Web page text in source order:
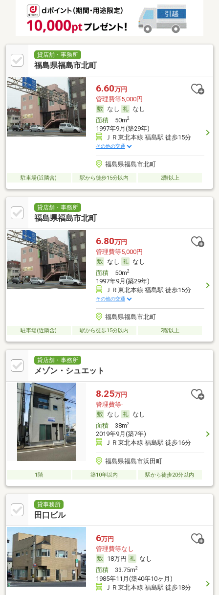
貸店舗・事務所
福島県福島市北町
6.60万円
管理費等5,000円
なし
なし
面積50m2
1997年9月(築29年)
ＪＲ東北本線 福島駅 徒歩15分
その他の交通
福島県福島市北町
駐車場(近隣含) 駅から徒歩15分以内 2階以上
貸店舗・事務所
福島県福島市北町
6.80万円
管理費等5,000円
なし
なし
面積50m2
1997年9月(築29年)
ＪＲ東北本線 福島駅 徒歩15分
その他の交通
福島県福島市北町
駐車場(近隣含) 駅から徒歩15分以内 2階以上
貸店舗・事務所
メゾン・シュエット
8.25万円
管理費等-
なし
なし
面積38m2
2019年9月(築7年)
ＪＲ東北本線 福島駅 徒歩16分
福島県福島市浜田町
1階 築10年以内 駅から徒歩20分以内
貸事務所
田口ビル
6万円
管理費等なし
18万円
なし
面積33.75m2
1985年11月(築40年10ヶ月)
ＪＲ東北本線 福島駅 徒歩18分